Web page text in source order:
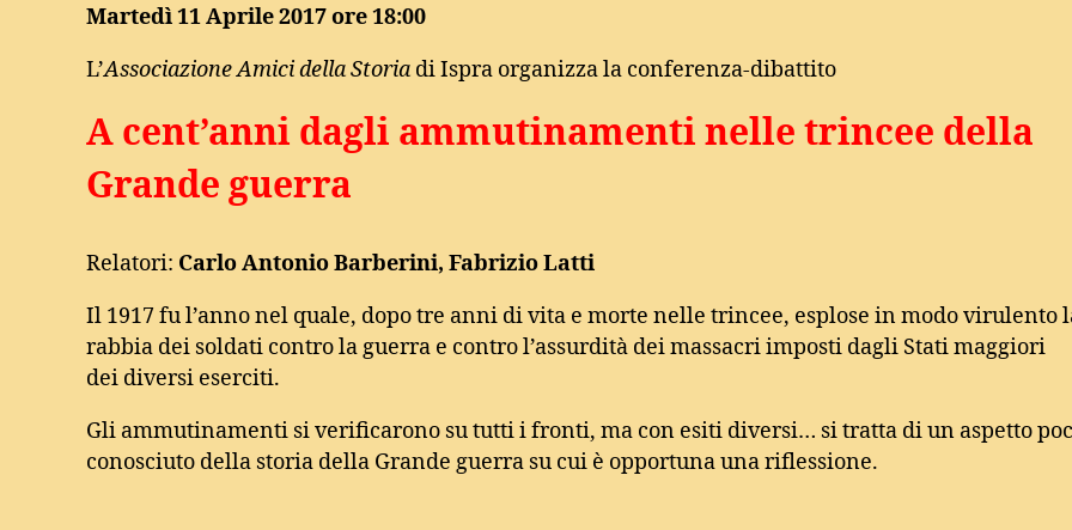
Martedì 11 Aprile 2017 ore 18:00
L’Associazione Amici della Storia di Ispra organizza la conferenza-dibattito
A cent’anni dagli ammutinamenti nelle trincee della
Grande guerra
Relatori: Carlo Antonio Barberini, Fabrizio Latti
Il 1917 fu l’anno nel quale, dopo tre anni di vita e morte nelle trincee, esplose in modo virulento
rabbia dei soldati contro la guerra e contro l’assurdità dei massacri imposti dagli Stati maggiori
dei diversi eserciti.
Gli ammutinamenti si verificarono su tutti i fronti, ma con esiti diversi… si tratta di un aspetto
conosciuto della storia della Grande guerra su cui è opportuna una riflessione.